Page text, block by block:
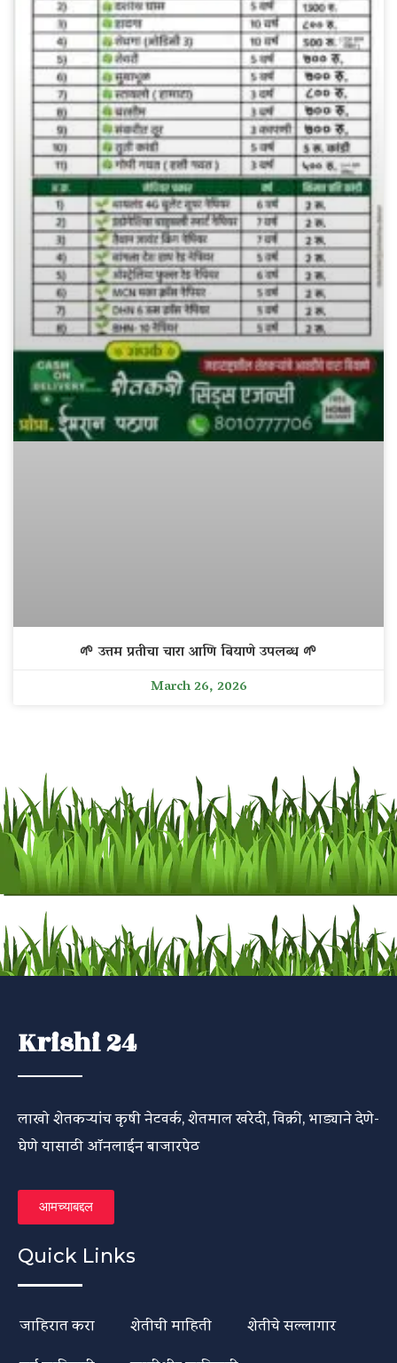
🌱 उत्तम प्रतीचा चारा आणि बियाणे उपलब्ध 🌱
March 26, 2026
Krishi 24
लाखो शेतकऱ्यांच कृषी नेटवर्क, शेतमाल खरेदी, विक्री, भाड्याने देणे-
घेणे यासाठी ऑनलाईन बाजारपेठ
आमच्याबद्दल
Quick Links
जाहिरात करा शेतीची माहिती
शेतीचे सल्लागार